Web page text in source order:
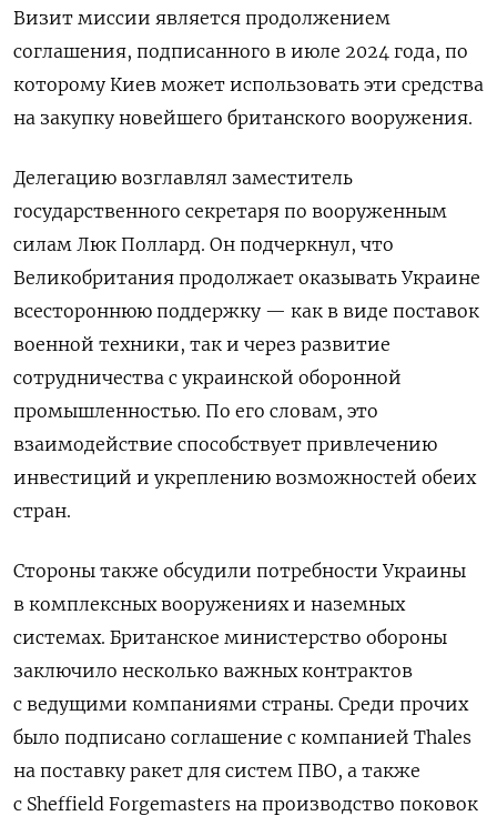
Визит миссии является продолжением
соглашения, подписанного в июле 2024 года, по
которому Киев может использовать эти средства
на закупку новейшего британского вооружения.
Делегацию возглавлял заместитель
государственного секретаря по вооруженным
силам Люк Поллард. Он подчеркнул, что
Великобритания продолжает оказывать Украине
всестороннюю поддержку — как в виде поставок
военной техники, так и через развитие
сотрудничества с украинской оборонной
промышленностью. По его словам, это
взаимодействие способствует привлечению
инвестиций и укреплению возможностей обеих
стран.
Стороны также обсудили потребности Украины
в комплексных вооружениях и наземных
системах. Британское министерство обороны
заключило несколько важных контрактов
с ведущими компаниями страны. Среди прочих
было подписано соглашение с компанией Thales
на поставку ракет для систем ПВО, а также
с Sheffield Forgemasters на производство поковок